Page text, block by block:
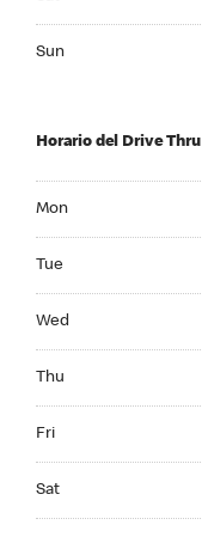
Sun
Horario del Drive Thru
Mon
Tue
Wed
Thu
Fri
Sat